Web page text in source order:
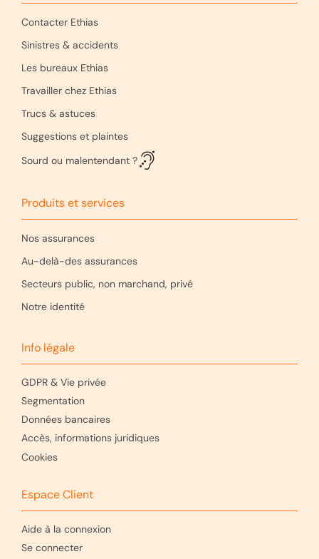
Contacter Ethias
Sinistres & accidents
Les bureaux Ethias
Travailler chez Ethias
Trucs & astuces
Suggestions et plaintes
Sourd ou malentendant ?
Produits et services
Nos assurances
Au-delà-des assurances
Secteurs public, non marchand, privé
Notre identité
Info légale
GDPR & Vie privée
Segmentation
Données bancaires
Accès, informations juridiques
Cookies
Espace Client
Aide à la connexion
Se connecter